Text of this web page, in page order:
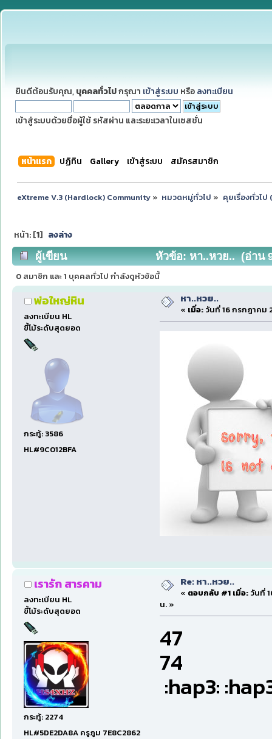
ยินดีต้อนรับคุณ, บุคคลทั่วไปกรุณา เข้าสู่ระบบ หรือ ลงทะเบียน
เข้าสู่ระบบด้วยชื่อผู้ใช้ รหัสผ่าน และระยะเวลาในเซสชั่น
หน้าแรก ปฏิทิน Gallery เข้าสู่ระบบ สมัครสมาชิก
eXtreme V.3 (Hardlock) Community» หมวดหมู่ทั่วไป » คุยเรื่องทั่วไป
หน้า: [1] ลงล่าง
ผู้เขียน หัวข้อ: หา..หวย.. (อ่าน
0 สมาชิก และ 1 บุคคลทั่วไป กำลังดูหัวข้อนี้
พ่อใหญ่หิน
ลงทะเบียน HL
ขี้โม้ระดับสุดยอด
กระทู้: 3586
HL#9C012BFA
หา..หวย..
« เมื่อ:วันที่ 16 กรกฎาคม
เรารัก สารคาม
ลงทะเบียน HL
ขี้โม้ระดับสุดยอด
กระทู้: 2274
HL#5DE2DA8A ครูภูม 7E8C2862
Re: หา..หวย..
« ตอบกลับ #1 เมื่อ:วันที่
น. »
47
74
:hap3: